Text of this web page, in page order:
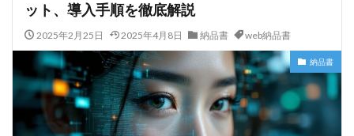
ット、導入手順を徹底解説
2025年2月25日 2025年4月8日 納品書 web納品書
納品書